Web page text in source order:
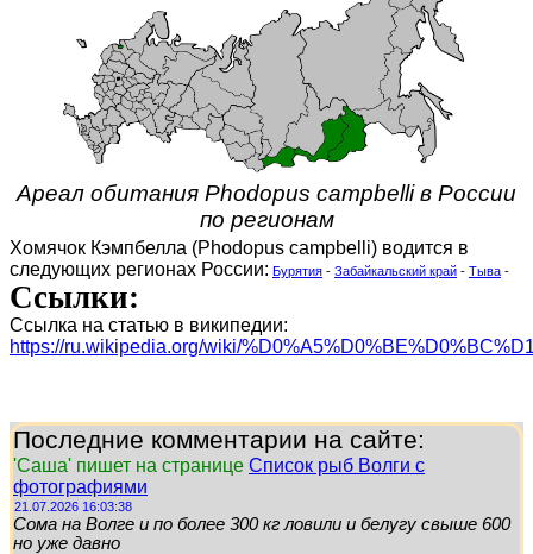
Ареал обитания Phodopus campbelli в России
по регионам
Хомячок Кэмпбелла (Phodopus campbelli) водится в
следующих регионах России: Бурятия - Забайкальский край - Тыва -
Ссылки:
Ссылка на статью в википедии:
https://ru.wikipedia.org/wiki/
Последние комментарии на сайте:
'Саша' пишет на странице Список рыб Волги с
фотографиями
21.07.2026 16:03:38
Сома на Волге и по более 300 кг ловили и белугу свыше 600
но уже давно